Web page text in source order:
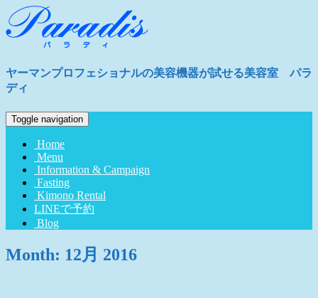
ヤーマンプロフェショナルの美容機器が試せる美容室 パラ
ディ
Toggle navigation
Home
Menu
Information & Campaign
Fasting
Kimono Rental
LINEで予約
Blog
Month: 12月 2016